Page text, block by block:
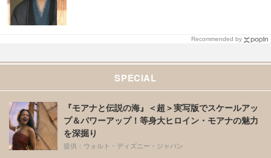
Recommended by
SPECIAL
『モアナと伝説の海』＜超＞実写版でスケールアッ
プ＆パワーアップ！等身大ヒロイン・モアナの魅力
を深掘り
提供：ウォルト・ディズニー・ジャパン